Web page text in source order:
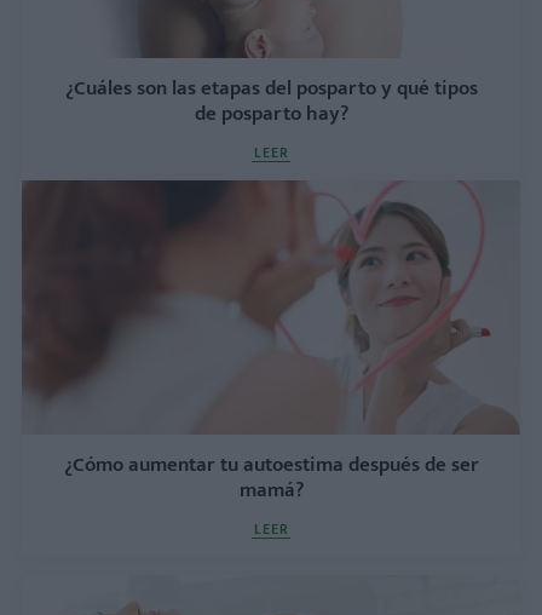
¿Cuáles son las etapas del posparto y qué tipos
de posparto hay?
LEER
¿Cómo aumentar tu autoestima después de ser
mamá?
LEER